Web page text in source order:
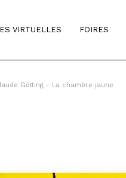
VIRTUELLES FOIRES
Götting - La chambre jaune